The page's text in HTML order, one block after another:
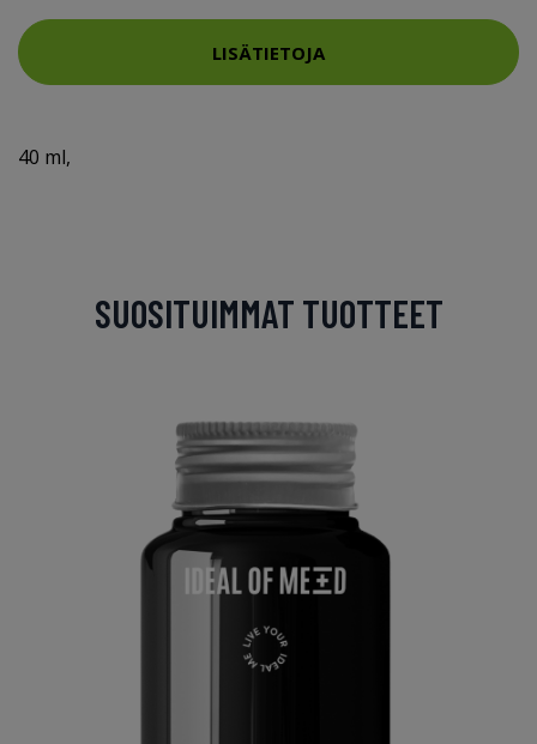
LISÄTIETOJA
40 ml,
SUOSITUIMMAT TUOTTEET